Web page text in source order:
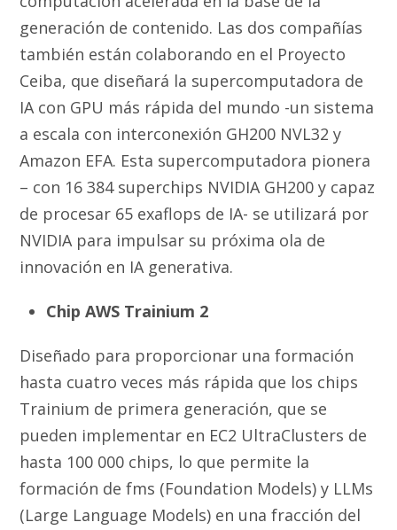
generación de contenido. Las dos compañías
también están colaborando en el Proyecto
Ceiba, que diseñará la supercomputadora de
IA con GPU más rápida del mundo -un sistema
a escala con interconexión GH200 NVL32 y
Amazon EFA. Esta supercomputadora pionera
– con 16 384 superchips NVIDIA GH200 y capaz
de procesar 65 exaflops de IA- se utilizará por
NVIDIA para impulsar su próxima ola de
innovación en IA generativa.
Chip AWS Trainium 2
Diseñado para proporcionar una formación
hasta cuatro veces más rápida que los chips
Trainium de primera generación, que se
pueden implementar en EC2 UltraClusters de
hasta 100 000 chips, lo que permite la
formación de fms (Foundation Models) y LLMs
(Large Language Models) en una fracción del